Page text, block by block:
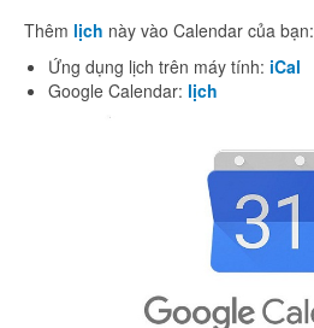
Thêm lịch này vào Calendar của bạn:
Ứng dụng lịch trên máy tính: iCal
Google Calendar: lịch